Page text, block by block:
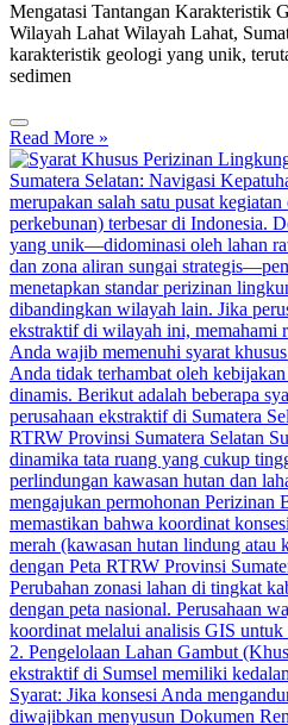
Mengatasi Tantangan Karakteristik
Wilayah Lahat Wilayah Lahat,
karakteristik geologi yang unik,
sedimen
Read More »